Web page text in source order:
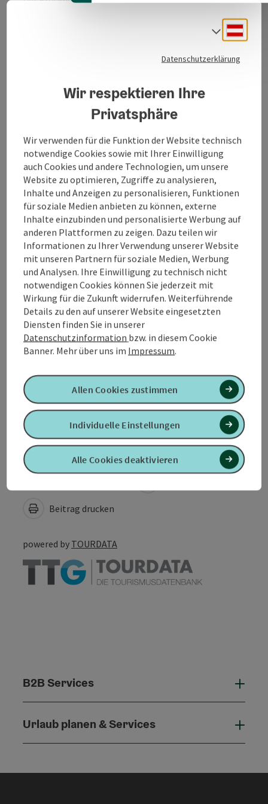
Dabei ist es das größte Ziel, aufstrebenden Talenten
Gelegenheit für Auftritte zu geben und der
der Musikschule Erlernte, in die philharmonische
Praxis umzusetzen. Den Sinn und die Begeisterung für
klassische Musik zu wecken und einen Beitrag zur
Rieder Kulturszene leisten, ist ein weiteres Anliegen
unseres Vereins. Ein eigenes Symphonieorchester und
eine stetige Zusammenarbeit mit der
Landesmusikschule geben uns die
Möglichkeit Konzerte und Veranstaltungen für
Musikbegeisterte auf höchstem Niveau abzuhalten.
Kontakt
Öffnungszeiten
Anreise/Lage
Eignung
Barrierefreiheit
Beitrag drucken
powered by TOURDATA
B2B Services
Urlaub planen & Services
Datenschutzerklärung
Wir respektieren Ihre
Privatsphäre
Wir verwenden für die Funktion der Website technisch
notwendige Cookies sowie mit Ihrer Einwilligung
auch Cookies und andere Technologien, um unsere
Website zu optimieren, Zugriffe zu analysieren,
Inhalte und Anzeigen zu personalisieren, Funktionen
für soziale Medien anbieten zu können, externe
Inhalte einzubinden und personalisierte Werbung auf
anderen Plattformen zu zeigen. Dazu teilen wir
Informationen zu Ihrer Verwendung unserer Website
mit unseren Partnern für soziale Medien, Werbung
und Analysen. Ihre Einwilligung zu technisch nicht
notwendigen Cookies können Sie jederzeit mit
Wirkung für die Zukunft widerrufen. Weiterführende
Details zu den auf unserer Website eingesetzten
Diensten finden Sie in unserer
Datenschutzinformation bzw. in diesem Cookie
Banner. Mehr über uns im Impressum.
Alle Cookies deaktivieren
Individuelle Einstellungen
Allen Cookies zustimmen